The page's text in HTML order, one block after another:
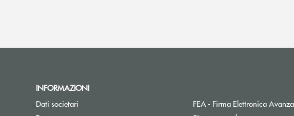
INFORMAZIONI
Dati societari
FEA - Firma Elettronica